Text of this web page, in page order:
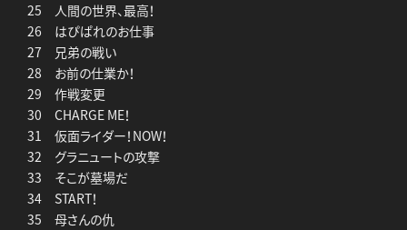
25 人間の世界、最高！
26 はぴぱれのお仕事
27 兄弟の戦い
28 お前の仕業か！
29 作戦変更
30 CHARGE ME！
31 仮面ライダー！NOW！
32 グラニュートの攻撃
33 そこが墓場だ
34 START！
35 母さんの仇